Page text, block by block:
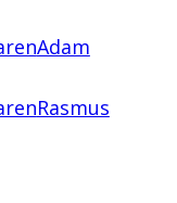
Adam
Rasmus